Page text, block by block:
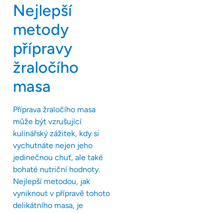
Nejlepší
metody
přípravy
žraločího
masa
Příprava žraločího masa
může být vzrušující
kulinářský zážitek, kdy si
vychutnáte nejen jeho
jedinečnou chuť, ale také
bohaté nutriční hodnoty.
Nejlepší metodou, jak
vyniknout v přípravě tohoto
delikátního masa, je